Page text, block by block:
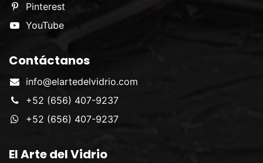
Pinterest
YouTube
Contáctanos
info@elartedelvidrio.com
+52 (656) 407-9237
+52 (656) 407-9237
El Arte del Vidrio